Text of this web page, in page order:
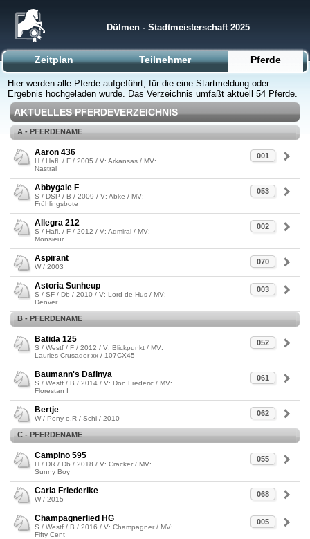
Dülmen - Stadtmeisterschaft 2025
Zeitplan Teilnehmer Pferde
Hier werden alle Pferde aufgeführt, für die eine Startmeldung oder
Ergebnis hochgeladen wurde. Das Verzeichnis umfaßt aktuell 54 Pferde.
AKTUELLES PFERDEVERZEICHNIS
A - PFERDENAME
001
Aaron 436
H / Hafl. / F / 2005 / V: Arkansas / MV:
Nastral
053
Abbygale F
S / DSP / B / 2009 / V: Abke / MV:
Frühlingsbote
002
Allegra 212
S / Hafl. / F / 2012 / V: Admiral / MV:
Monsieur
070
Aspirant
W / 2003
003
Astoria Sunheup
S / SF / Db / 2010 / V: Lord de Hus / MV:
Denver
B - PFERDENAME
052
Batida 125
S / Westf / F / 2012 / V: Blickpunkt / MV:
Lauries Crusador xx / 107CX45
061
Baumann's Dafinya
S / Westf / B / 2014 / V: Don Frederic / MV:
Florestan I
062
Bertje
W / Pony o.R / Schi / 2010
C - PFERDENAME
055
Campino 595
H / DR / Db / 2018 / V: Cracker / MV:
Sunny Boy
068
Carla Friederike
W / 2015
005
Champagnerlied HG
S / Westf / B / 2016 / V: Champagner / MV:
Fifty Cent